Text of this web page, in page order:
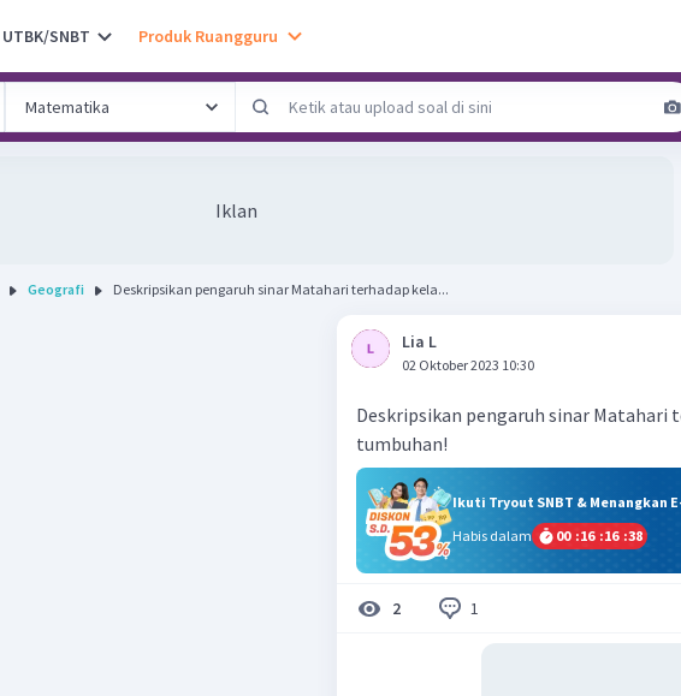
UTBK/SNBT Produk Ruangguru
Iklan
Geografi Deskripsikan pengaruh sinar Matahari terhadap kela...
Lia L
02 Oktober 2023 10:30
Deskripsikan pengaruh sinar Matahari
tumbuhan!
Ikuti Tryout SNBT & Menangkan
Habis dalam
00 :16 :16 :37
2 1